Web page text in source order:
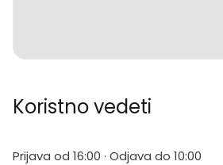
Koristno vedeti
Prijava od 16:00 · Odjava do 10:00